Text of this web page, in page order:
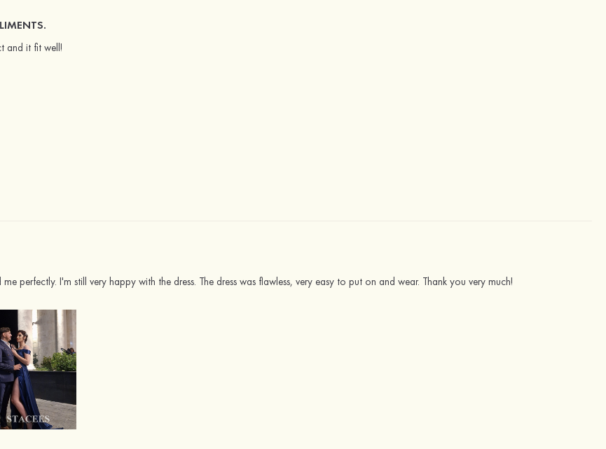
and it fit well!
me perfectly. I'm still very happy with the dress. The dress was flawless, very easy to put on and wear. Thank you very much!